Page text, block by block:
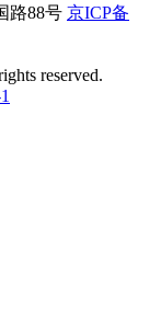
路88号 京ICP备
reserved.